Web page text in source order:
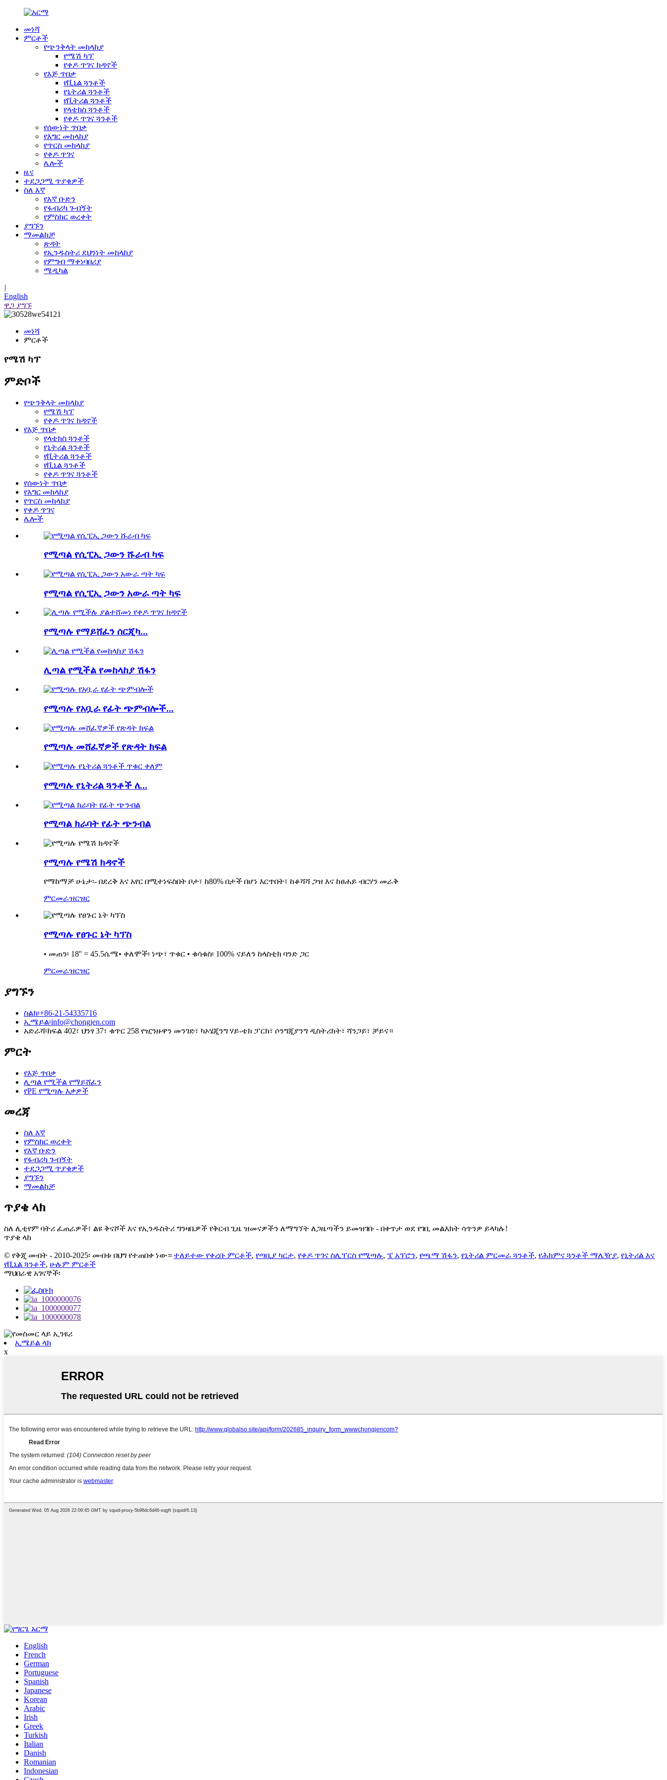
መነሻ
ምርቶች
የጭንቅላት መከላከያ
የሜሽ ካፕ
የቀዶ ጥገና ክዳኖች
የእጅ ጥበቃ
የቪኒል ጓንቶች
የኒትሪል ጓንቶች
የቪትሪል ጓንቶች
የላቴክስ ጓንቶች
የቀዶ ጥገና ጓንቶች
የሰውነት ጥበቃ
የእግር መከላከያ
የጥርስ መከላከያ
የቀዶ ጥገና
ሌሎች
ዜና
ተደጋጋሚ ጥያቄዎች
ስለ እኛ
የእኛ ቡድን
የፋብሪካ ጉብኝት
የምስክር ወረቀት
ያግኙን
ማመልከቻ
ጽዳት
የኢንዱስትሪ ደህንነት መከላከያ
የምግብ ማቀነባበሪያ
ሜዲካል
|
English
ዋጋ ያግኙ
መነሻ
ምርቶች
የሜሽ ካፕ
ምድቦች
የጭንቅላት መከላከያ
የሜሽ ካፕ
የቀዶ ጥገና ክዳኖች
የእጅ ጥበቃ
የላቴክስ ጓንቶች
የኒትሪል ጓንቶች
የቪትሪል ጓንቶች
የቪኒል ጓንቶች
የቀዶ ጥገና ጓንቶች
የሰውነት ጥበቃ
የእግር መከላከያ
የጥርስ መከላከያ
የቀዶ ጥገና
ሌሎች
የሚጣል የሲፒኢ ጋውን ሹራብ ካፍ
የሚጣል የሲፒኢ ጋውን አውራ ጣት ካፍ
የሚጣሉ የማይሸፈን ሰርጂካ...
ሊጣል የሚችል የመከላከያ ሽፋን
የሚጣሉ የአቧራ የፊት ጭምብሎች...
የሚጣሉ መሸፈኛዎች የጽዳት ክፍል
የሚጣሉ የኒትሪል ጓንቶች ለ...
የሚጣል ክራባት የፊት ጭንብል
የሚጣሉ የሜሽ ክዳኖች
የማከማቻ ሁኔታ፡- በደረቅ እና አየር በሚተነፍስበት ቦታ፣ ከ80% በታች በሆነ እርጥበት፣ ከቆሻሻ ጋዝ እና ከፀሐይ ብርሃን መራቅ
ምርመራዝርዝር
የሚጣሉ የፀጉር ኔት ካፕስ
• መጠን፡ 18'' = 45.5ሴሜ• ቀለሞች፡ ነጭ፣ ጥቁር • ቁሳቁስ፡ 100% ናይለን ከላስቲክ ባንድ ጋር
ምርመራዝርዝር
ያግኙን
ስልክ፡+86-21-54335716
ኢሜይል፡info@chongjen.com
አድራሻ፡ክፍል 402፣ ህንፃ 37፣ ቁጥር 258 የዢንዙዋን መንገድ፣ ካኦሄጂንግ ሃይ-ቴክ ፓርክ፣ ሶንግጂያንግ ዲስትሪክት፣ ሻንጋይ፣ ቻይና።
ምርት
የእጅ ጥበቃ
ሊጣል የሚችል የማይሸፈን
የPE የሚጣሉ እቃዎች
መረጃ
ስለ እኛ
የምስክር ወረቀት
የእኛ ቡድን
የፋብሪካ ጉብኝት
ተደጋጋሚ ጥያቄዎች
ያግኙን
ማመልከቻ
ጥያቄ ላክ
ስለ ሊቲየም ባትሪ ፈጠራዎች፣ ልዩ ቅናሾች እና የኢንዱስትሪ ግንዛቤዎች የቅርብ ጊዜ ዝመናዎችን ለማግኘት ለጋዜጣችን ይመዝገቡ - በቀጥታ ወደ የገቢ መልእክት ሳጥንዎ ይላካሉ!
ጥያቄ ላክ
© የቅጂ መብት - 2010-2025፡ መብቱ በህግ የተጠበቀ ነው። ተለይተው የቀረቡ ምርቶች, የጣቢያ ካርታ, የቀዶ ጥገና ስሊፐርስ የሚጣሉ, ፔ አፕሮን, የጫማ ሽፋን, የኒትሪል ምርመራ ጓንቶች, የሕክምና ጓንቶች ማሌዥያ, የኒትሪል እና
የቪኒል ጓንቶች, ሁሉም ምርቶች
ማህበራዊ አገናኞች፡
ኢሜይል ላክ
x
English
French
German
Portuguese
Spanish
Japanese
Korean
Arabic
Irish
Greek
Turkish
Italian
Danish
Romanian
Indonesian